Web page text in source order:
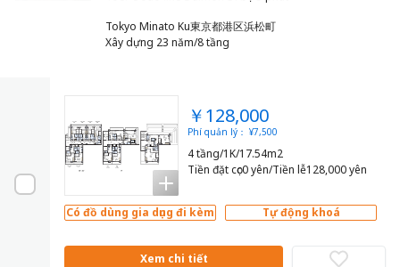
Tokyo Minato Ku東京都港区浜松町
Xây dựng 23 năm/8 tầng
￥128,000
Phí quản lý： ¥7,500
4 tầng/1K/17.54m2
Tiền đặt cọc0 yên/Tiền lễ128,000 yên
Có đồ dùng gia dụng đi kèm Tự động khoá
Xem chi tiết